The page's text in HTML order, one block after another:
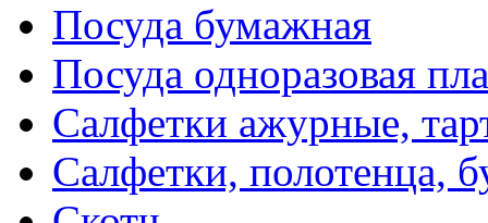
Посуда бумажная
Посуда одноразовая
Салфетки ажурные,
Салфетки, полотенца,